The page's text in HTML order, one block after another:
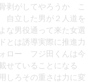
剥がしてやろうか こ
自立した男が２人道を
な男役通って来た女選
は誘導実際に推進力
ロー フジ田くんは今
せていることになる
しろその重さは力に変